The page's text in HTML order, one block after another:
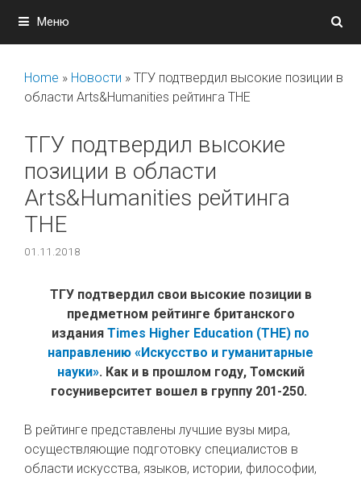
содержимому
Меню
Home » Новости » ТГУ подтвердил высокие позиции в
области Arts&Humanities рейтинга ТНE
ТГУ подтвердил высокие
позиции в области
Arts&Humanities рейтинга
ТНE
01.11.2018
ТГУ подтвердил свои высокие позиции в
предметном рейтинге британского
издания Times Higher Education (THE) по
направлению «Искусство и гуманитарные
науки». Как и в прошлом году, Томский
госуниверситет вошел в группу 201-250.
В рейтинге представлены лучшие вузы мира,
осуществляющие подготовку специалистов в
области искусства, языков, истории, философии,